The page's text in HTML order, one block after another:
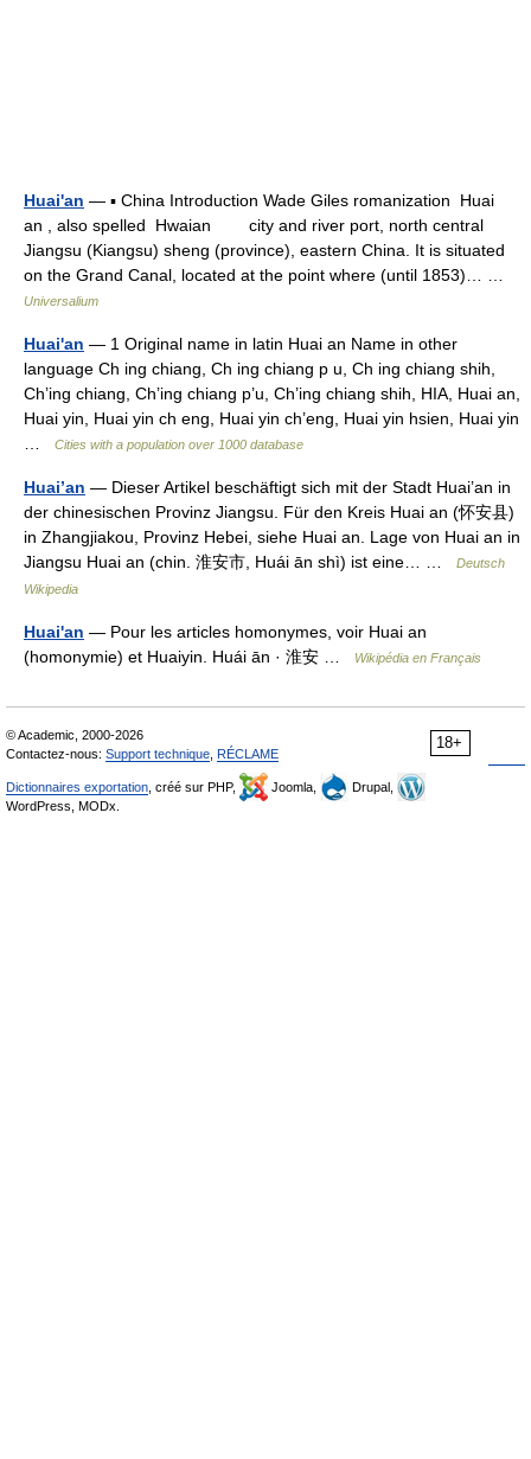
Huai'an — ▪ China Introduction Wade Giles romanization Huai
an , also spelled Hwaian city and river port, north central
Jiangsu (Kiangsu) sheng (province), eastern China. It is situated
on the Grand Canal, located at the point where (until 1853)… …
Universalium
Huai'an — 1 Original name in latin Huai an Name in other
language Ch ing chiang, Ch ing chiang p u, Ch ing chiang shih,
Ch’ing chiang, Ch’ing chiang p’u, Ch’ing chiang shih, HIA, Huai an,
Huai yin, Huai yin ch eng, Huai yin ch’eng, Huai yin hsien, Huai yin
Cities with a population over 1000 database
Huai’an — Dieser Artikel beschäftigt sich mit der Stadt Huai’an in
der chinesischen Provinz Jiangsu. Für den Kreis Huai an (怀安县)
in Zhangjiakou, Provinz Hebei, siehe Huai an. Lage von Huai an in
Jiangsu Huai an (chin. 淮安市, Huái ān shì) ist eine… …
Deutsch
Wikipedia
Huai'an — Pour les articles homonymes, voir Huai an
(homonymie) et Huaiyin. Huái ān · 淮安 …
Wikipédia en Français
18+
© Academic, 2000-2026
Contactez-nous: Support technique RÉCLAME
Dictionnaires exportation , créé sur PHP, Joomla,
Drupal,
WordPress, MODx.